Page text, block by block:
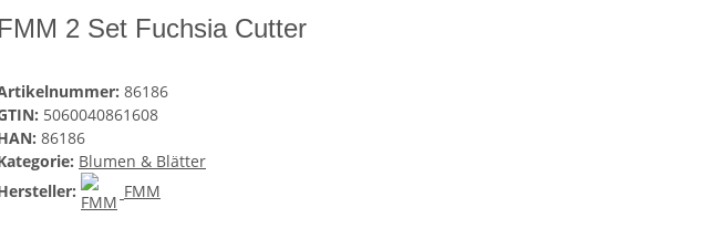
FMM 2 Set Fuchsia Cutter
86186
5060040861608
86186
Blumen & Blätter
FMM